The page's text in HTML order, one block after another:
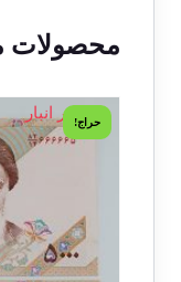
محصولات
حراج!